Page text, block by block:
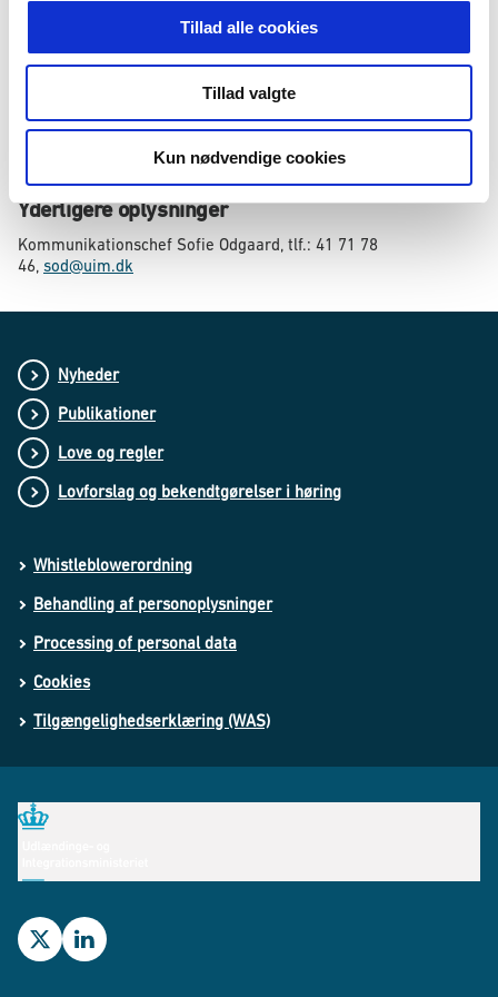
Tillad alle cookies
Tillad valgte
Kun nødvendige cookies
Yderligere oplysninger
Kommunikationschef Sofie Odgaard, tlf.: 41 71 78
46, sod@uim.dk
Nyheder
Publikationer
Love og regler
Lovforslag og bekendtgørelser i høring
Whistleblowerordning
Behandling af personoplysninger
Processing of personal data
Cookies
Tilgængelighedserklæring (WAS)
Udlændinge- og Integrationsministeriets Twitterprofil
Udlændinge- og Integrationsministeriets LinkedIn